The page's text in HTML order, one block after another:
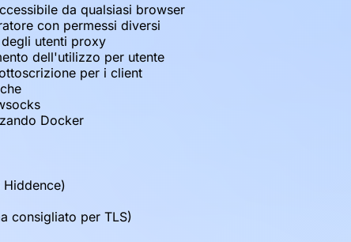
da qualsiasi browser
con permessi diversi
utenti proxy
dell'utilizzo per utente
per i client
Docker
consigliato per TLS)